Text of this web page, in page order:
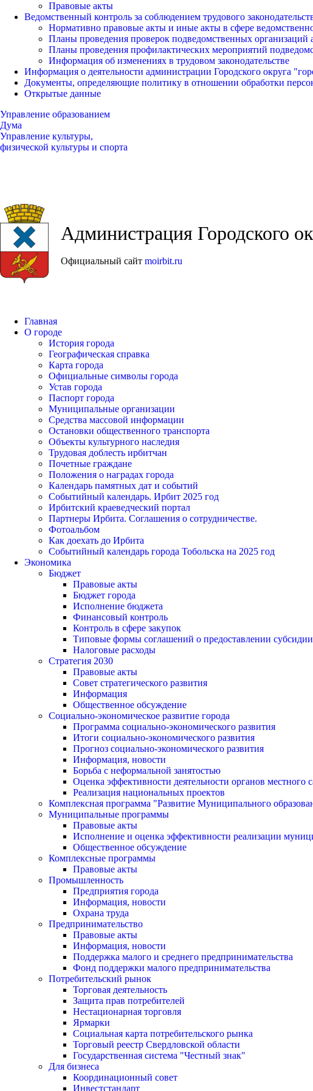
Правовые акты
Ведомственный контроль за соблюдением трудового
Нормативно правовые акты и иные акты в сфере
Планы проведения проверок подведомственных
Планы проведения профилактических мероприятий
Информация об изменениях в трудовом законодательстве
Информация о деятельности администрации Городского округа
Документы, определяющие политику в отношении обработки
Открытые данные
Управление образованием
Дума
Управление культуры,
физической культуры и спорта
Администрация Городского
Официальный сайт moirbit.ru
Главная
О городе
История города
Географическая справка
Карта города
Официальные символы города
Устав города
Паспорт города
Муниципальные организации
Средства массовой информации
Остановки общественного транспорта
Объекты культурного наследия
Трудовая доблесть ирбитчан
Почетные граждане
Положения о наградах города
Календарь памятных дат и событий
Событийный календарь. Ирбит 2025 год
Ирбитский краеведческий портал
Партнеры Ирбита. Соглашения о сотрудничестве.
Фотоальбом
Как доехать до Ирбита
Событийный календарь города Тобольска на 2025 год
Экономика
Бюджет
Правовые акты
Бюджет города
Исполнение бюджета
Финансовый контроль
Контроль в сфере закупок
Типовые формы соглашений о предоставлении
Налоговые расходы
Стратегия 2030
Правовые акты
Совет стратегического развития
Информация
Общественное обсуждение
Социально-экономическое развитие города
Программа социально-экономического развития
Итоги социально-экономического развития
Прогноз социально-экономического развития
Информация, новости
Борьба с неформальной занятостью
Оценка эффективности деятельности органов местного
Реализация национальных проектов
Комплексная программа "Развитие Муниципального
Муниципальные программы
Правовые акты
Исполнение и оценка эффективности реализации
Общественное обсуждение
Комплексные программы
Правовые акты
Промышленность
Предприятия города
Информация, новости
Охрана труда
Предпринимательство
Правовые акты
Информация, новости
Поддержка малого и среднего предпринимательства
Фонд поддержки малого предпринимательства
Потребительский рынок
Торговая деятельность
Защита прав потребителей
Нестационарная торговля
Ярмарки
Социальная карта потребительского рынка
Торговый реестр Свердловской области
Государственная система "Честный знак"
Для бизнеса
Координационный совет
Инвестстандарт